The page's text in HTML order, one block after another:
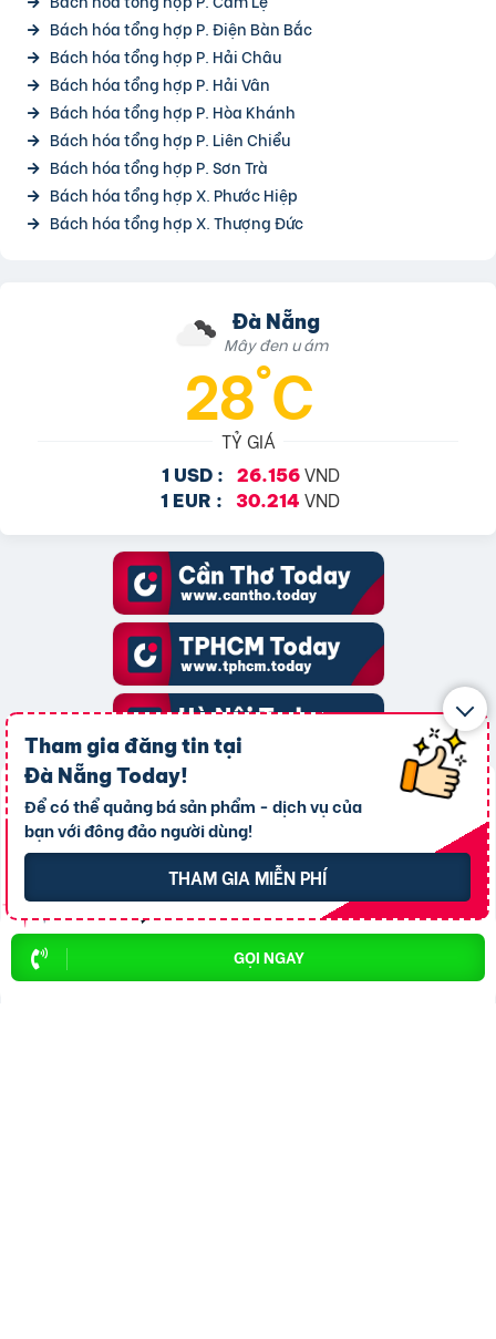
GỌI NGAY
Tham gia đăng tin tại
Đà Nẵng Today!
Để có thể quảng bá sản phẩm - dịch vụ của
bạn với đông đảo người dùng!
THAM GIA MIỄN PHÍ
Bách hóa tổng hợp P. Điện Bàn Bắc
Bách hóa tổng hợp P. Hải Châu
Bách hóa tổng hợp P. Hải Vân
Bách hóa tổng hợp P. Hòa Khánh
Bách hóa tổng hợp P. Liên Chiểu
Bách hóa tổng hợp P. Sơn Trà
Bách hóa tổng hợp X. Phước Hiệp
Bách hóa tổng hợp X. Thượng Đức
Đà Nẵng
Mây đen u ám
28°C
TỶ GIÁ
1 USD : 26.156VND
1 EUR : 30.214 VND
TOP 20 THÀNH VIÊN
TRẦN HIỀN
6753
2